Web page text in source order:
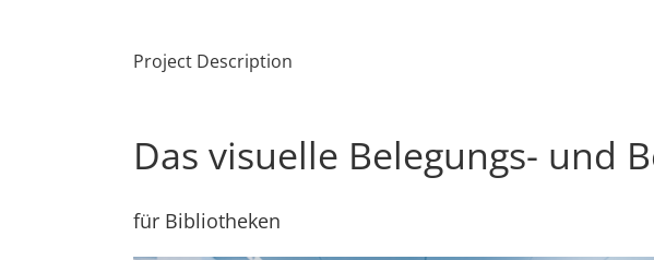
Project Description
Das visuelle Belegungs- und
für Bibliotheken